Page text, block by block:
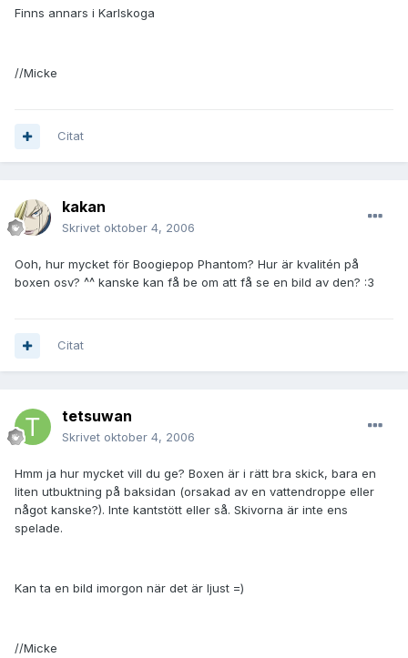
Finns annars i Karlskoga
//Micke
Citat
kakan
Skrivet oktober 4, 2006
Ooh, hur mycket för Boogiepop Phantom? Hur är kvalitén på
boxen osv? ^^ kanske kan få be om att få se en bild av den? :3
Citat
tetsuwan
Skrivet oktober 4, 2006
Hmm ja hur mycket vill du ge? Boxen är i rätt bra skick, bara en
liten utbuktning på baksidan (orsakad av en vattendroppe eller
något kanske?). Inte kantstött eller så. Skivorna är inte ens
spelade.
Kan ta en bild imorgon när det är ljust =)
//Micke